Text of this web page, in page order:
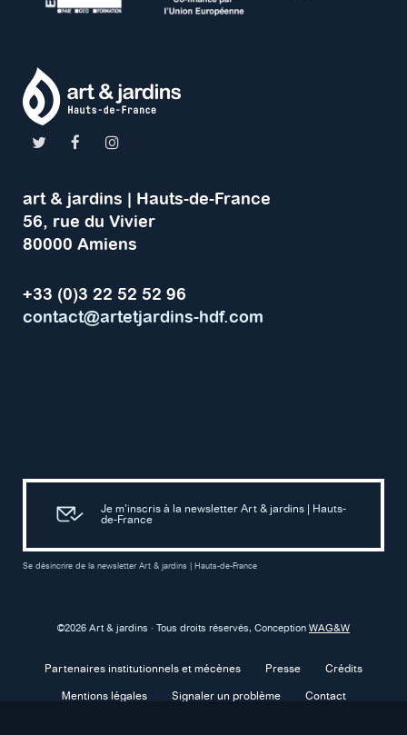
art & jardins | Hauts-de-France
56, rue du Vivier
80000 Amiens
+33 (0)3 22 52 52 96
contact@artetjardins-hdf.com
Je m’inscris à la newsletter Art & jardins | Hauts-
de-France
Se désincrire de la newsletter Art & jardins | Hauts-de-France
©2026 Art & jardins · Tous droits réservés, Conception WAG&W
Partenaires institutionnels et mécènes Presse Crédits
Mentions légales Signaler un problème Contact